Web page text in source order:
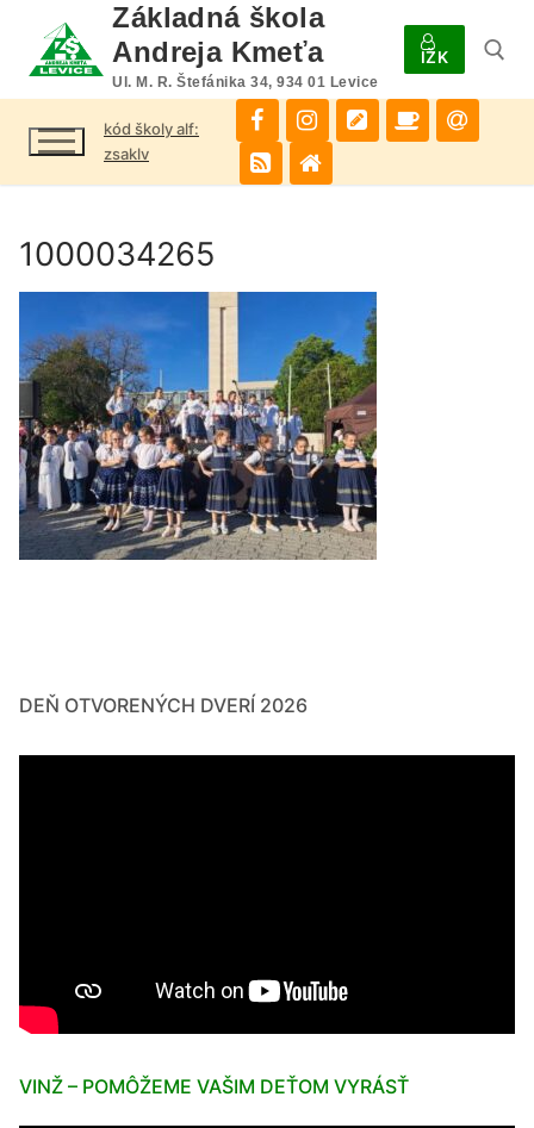
obsah
Základná škola
Andreja Kmeťa
Ul. M. R. Štefánika 34, 934 01 Levice
IŽK
Hľadať:
kód školy alf:
zsaklv
1000034265
DEŇ OTVORENÝCH DVERÍ 2026
VINŽ – POMÔŽEME VAŠIM DEŤOM VYRÁSŤ